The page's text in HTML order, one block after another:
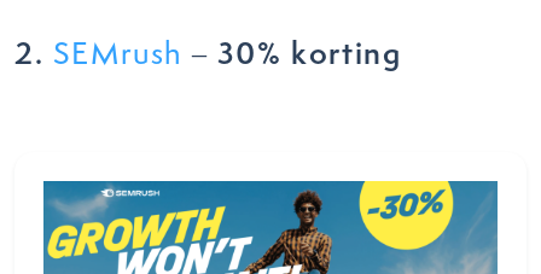
2. SEMrush – 30% korting